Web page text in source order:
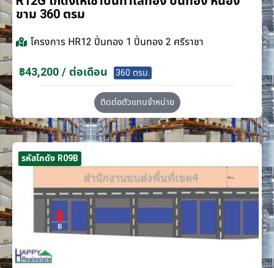
ขาม 360 ตรม
โครงการ HR12 ปิ่นทอง 1 ปิ่นทอง 2 ศรีราชา
฿43,200 / ต่อเดือน 360 ตรม.
ติดต่อตัวแทนจำหน่าย
รหัสโกดัง R09B